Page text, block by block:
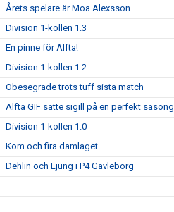
Årets spelare är Moa Alexsson
Division 1-kollen 1.3
En pinne för Alfta!
Division 1-kollen 1.2
Obesegrade trots tuff sista match
Alfta GIF satte sigill på en perfekt säsong
Division 1-kollen 1.0
Kom och fira damlaget
Dehlin och Ljung i P4 Gävleborg